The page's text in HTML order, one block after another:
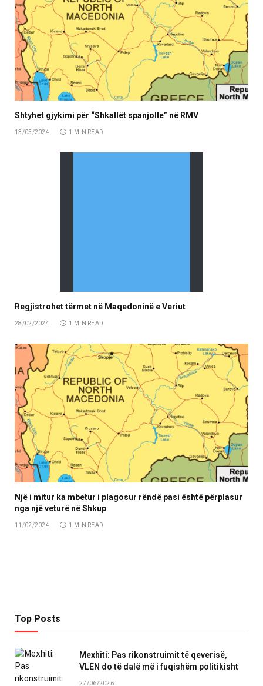
Shtyhet gjykimi për “Shkallët spanjolle” në RMV
13/05/2024 1 MIN READ
Regjistrohet tërmet në Maqedoninë e Veriut
28/02/2024 1 MIN READ
Një i mitur ka mbetur i plagosur rëndë pasi është përplasur
nga një veturë në Shkup
11/02/2024 1 MIN READ
Top Posts
Mexhiti: Pas rikonstruimit të qeverisë,
VLEN do të dalë më i fuqishëm politikisht
27/06/2026